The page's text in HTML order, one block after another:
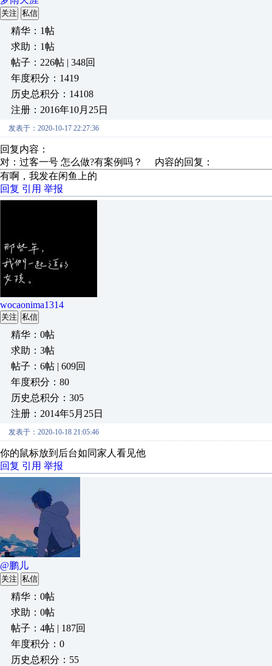
关注 私信
精华：1帖
求助：1帖
帖子：226帖 | 348回
年度积分：1419
历史总积分：14108
注册：2016年10月25日
发表于：2020-10-17 22:27:36
回复内容：
对：过客一号 怎么做?有案例吗？ 内容的回复：
有啊，我发在闲鱼上的
回复 引用 举报
wocaonima1314
关注 私信
精华：0帖
求助：3帖
帖子：6帖 | 609回
年度积分：80
历史总积分：305
注册：2014年5月25日
发表于：2020-10-18 21:05:46
你的鼠标放到后台如同家人看见他
回复 引用 举报
@鹏儿
关注 私信
精华：0帖
求助：0帖
帖子：4帖 | 187回
年度积分：0
历史总积分：55